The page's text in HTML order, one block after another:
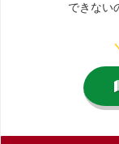
できない